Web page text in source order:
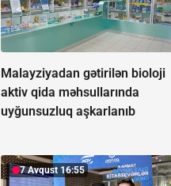
Malayziyadan gətirilən bioloji
aktiv qida məhsullarında
uyğunsuzluq aşkarlanıb
7 Avqust 16:55